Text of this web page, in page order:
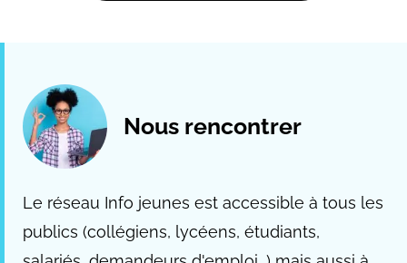
Nous rencontrer
Le réseau Info jeunes est accessible à tous les
publics (collégiens, lycéens, étudiants,